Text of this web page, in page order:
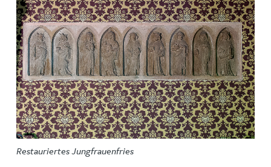
Restauriertes Jungfrauenfries